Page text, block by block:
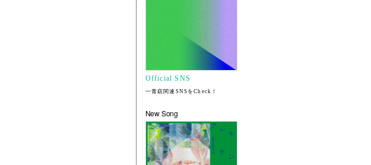
Official SNS
一青窈関連SNSをCheck！
New Song